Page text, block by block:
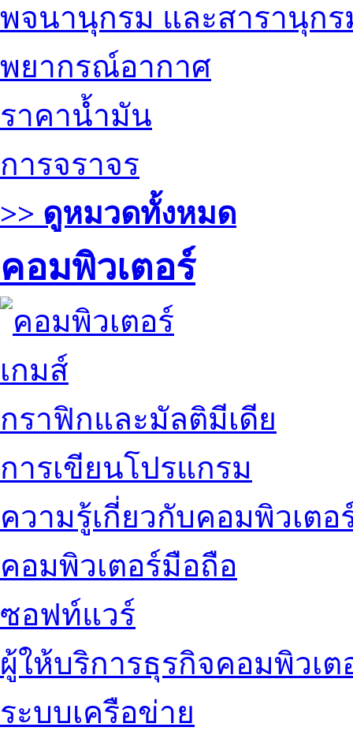
พจนานุกรม และสารานุกร
พยากรณ์อากาศ
ราคาน้ำมัน
การจราจร
>> ดูหมวดทั้งหมด
คอมพิวเตอร์
เกมส์
กราฟิกและมัลติมีเดีย
การเขียนโปรแกรม
ความรู้เกี่ยวกับคอมพิวเตอ
คอมพิวเตอร์มือถือ
ซอฟท์แวร์
ผู้ให้บริการธุรกิจคอมพิวเต
ระบบเครือข่าย